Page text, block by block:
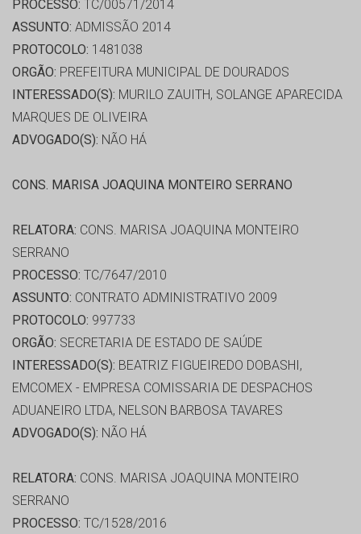
PROCESSO: TC/00571/2014
ASSUNTO: ADMISSÃO 2014
PROTOCOLO: 1481038
ORGÃO: PREFEITURA MUNICIPAL DE DOURADOS
INTERESSADO(S): MURILO ZAUITH, SOLANGE APARECIDA
MARQUES DE OLIVEIRA
ADVOGADO(S): NÃO HÁ
CONS. MARISA JOAQUINA MONTEIRO SERRANO
RELATORA: CONS. MARISA JOAQUINA MONTEIRO
SERRANO
PROCESSO: TC/7647/2010
ASSUNTO: CONTRATO ADMINISTRATIVO 2009
PROTOCOLO: 997733
ORGÃO: SECRETARIA DE ESTADO DE SAÚDE
INTERESSADO(S): BEATRIZ FIGUEIREDO DOBASHI,
EMCOMEX - EMPRESA COMISSARIA DE DESPACHOS
ADUANEIRO LTDA, NELSON BARBOSA TAVARES
ADVOGADO(S): NÃO HÁ
RELATORA: CONS. MARISA JOAQUINA MONTEIRO
SERRANO
PROCESSO: TC/1528/2016